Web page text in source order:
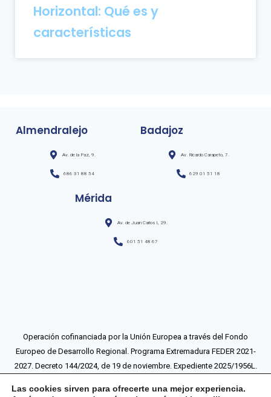
Horizontal: Qué es y
características
Almendralejo
Av. de la Paz, 9.
686 31 88 54
Badajoz
Av. Ricardo Carapeto, 7.
629 01 51 18
Mérida
Av. de Juan Carlos I, 29.
601 51 48 67
Operación cofinanciada por la Unión Europea a través del Fondo
Europeo de Desarrollo Regional. Programa Extremadura FEDER 2021-
2027. Decreto 144/2024, de 19 de noviembre. Expediente 2025/1956L.
Las cookies sirven para ofrecerte una mejor experiencia.